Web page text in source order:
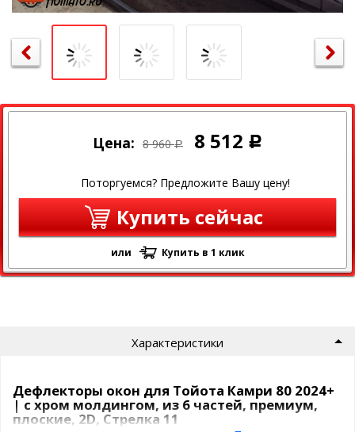
Цена: 8 960 Р 8 512 Р
Поторгуемся? Предложите Вашу цену!
Купить сейчас
или Купить в 1 клик
Характеристики
Дефлекторы окон для Тойота Камри 80 2024+
| с хром молдингом, из 6 частей, премиум,
плоские, 2D, Стрелка 11